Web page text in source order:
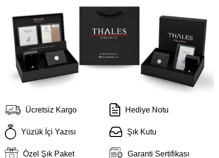
Ücretsiz Kargo Hediye Notu
Yüzük İçi Yazısı Şık Kutu
Özel Şık Paket Garanti Sertifikası